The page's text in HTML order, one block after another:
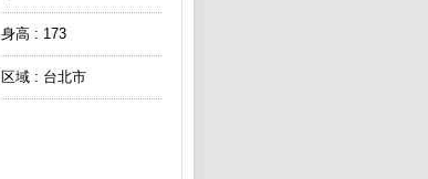
身高 : 173
区域 : 台北市